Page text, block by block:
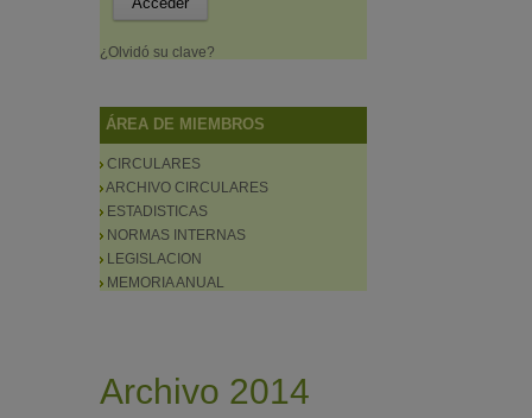
¿Olvidó su clave?
ÁREA DE MIEMBROS
CIRCULARES
ARCHIVO CIRCULARES
ESTADISTICAS
NORMAS INTERNAS
LEGISLACION
MEMORIA ANUAL
Archivo 2014